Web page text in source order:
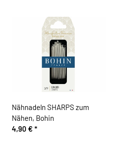
Nähnadeln SHARPS zum
Nähen, Bohin
4,90 € *